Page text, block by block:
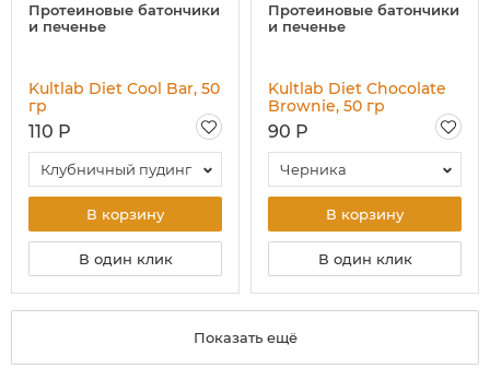
Протеиновые батончики
и печенье
Kultlab Diet Cool Bar, 50
гр
110 Р
Клубничный пудинг
В корзину
В один клик
Протеиновые батончики
и печенье
Kultlab Diet Chocolate
Brownie, 50 гр
90 Р
Черника
В корзину
В один клик
Показать ещё